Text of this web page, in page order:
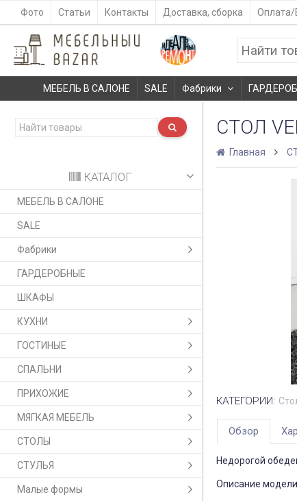
Фото Статьи Контакты Доставка, сборка Оплата/
МЕБЕЛЬ В САЛОНЕ SALE Фабрики
КАТАЛОГ
МЕБЕЛЬ В САЛОНЕ
SALE
Фабрики
ГАРДЕРОБНЫЕ
ШКАФЫ
КУХНИ
ГОСТИНЫЕ
СПАЛЬНИ
ПРИХОЖИЕ
МЯГКАЯ МЕБЕЛЬ
СТОЛЫ
СТУЛЬЯ
Малые формы
СТОЛ
Главная
КАТЕГОРИИ:
Обзор
Недорогой
Описание